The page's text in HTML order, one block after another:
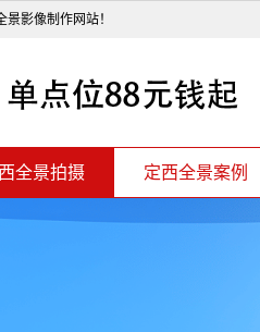
影像制作网站！
全景拍摄 定西全景案例